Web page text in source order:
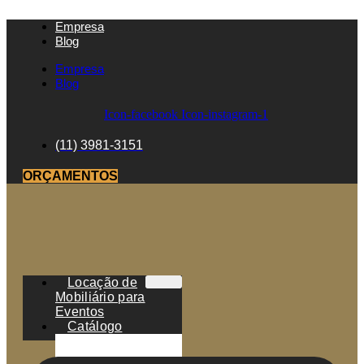
Empresa
Blog
Empresa
Blog
Icon-facebook Icon-instagram-1
(11) 3981-3151
ORÇAMENTOS
Locação de
Mobiliário para
Eventos
Catálogo